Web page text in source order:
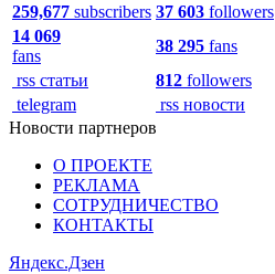
259,677 subscribers 37 603 followers
14 069
fans
38 295 fans
rss статьи
812 followers
telegram
rss новости
Новости партнеров
О ПРОЕКТЕ
РЕКЛАМА
СОТРУДНИЧЕСТВО
КОНТАКТЫ
Яндекс.Дзен